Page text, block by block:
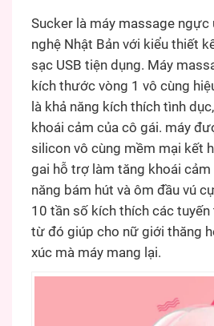
Sucker là máy massage ngực
nghệ Nhật Bản với kiểu thiết
sạc USB tiện dụng. Máy
kích thước vòng 1 vô cùng
là khả năng kích thích tình
khoái cảm của cô gái. máy
silicon vô cùng mềm mại kết
gai hỗ trợ làm tăng khoái
năng bám hút và ôm đầu vú
10 tần số kích thích các
từ đó giúp cho nữ giới thăng
xúc mà máy mang lại.